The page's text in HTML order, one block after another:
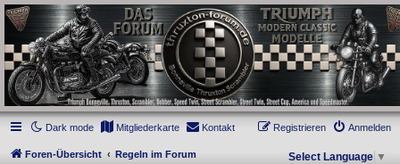
thruxton-forum.de
DAS FORUM! Alles rund um die Triumph Modern Classic Modelle. Das Forum für
die New Bonneville Baureihen ab BJ 2001. Triumph Bonneville, Thruxton,
Scrambler, Bobber, Speed Twin, Street Scrambler, Street Twin, Street Cup, America
und Speedmaster.
Dark mode
Mitgliederkarte Kontakt Anmelden
Registrieren
Foren-Übersicht Regeln im Forum Select Language ▼